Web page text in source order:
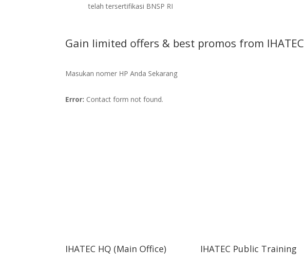
telah tersertifikasi BNSP RI
Gain limited offers & best promos from IHATEC
Masukan nomer HP Anda Sekarang
Error: Contact form not found.
IHATEC HQ (Main Office) IHATEC Public Training